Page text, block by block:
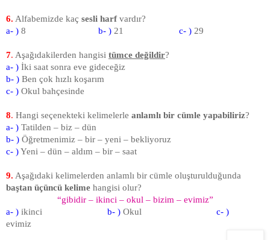
6. Alfabemizde kaç sesli harf vardır?
a- ) 8 b- ) 21 c- ) 29
7. Aşağıdakilerden hangisi tümce değildir?
a- ) İki saat sonra eve gideceğiz
b- ) Ben çok hızlı koşarım
c- ) Okul bahçesinde
8. Hangi seçenekteki kelimelerle anlamlı bir cümle yapabiliriz?
a- ) Tatilden – biz – dün
b- ) Öğretmenimiz – bir – yeni – bekliyoruz
c- )Yeni – dün – aldım – bir – saat
9. Aşağıdaki kelimelerden anlamlı bir cümle oluşturulduğunda
baştan üçüncü kelime hangisi olur?
“gibidir – ikinci – okul – bizim – evimiz”
a- ) ikinci b- ) Okul c- )
evimiz